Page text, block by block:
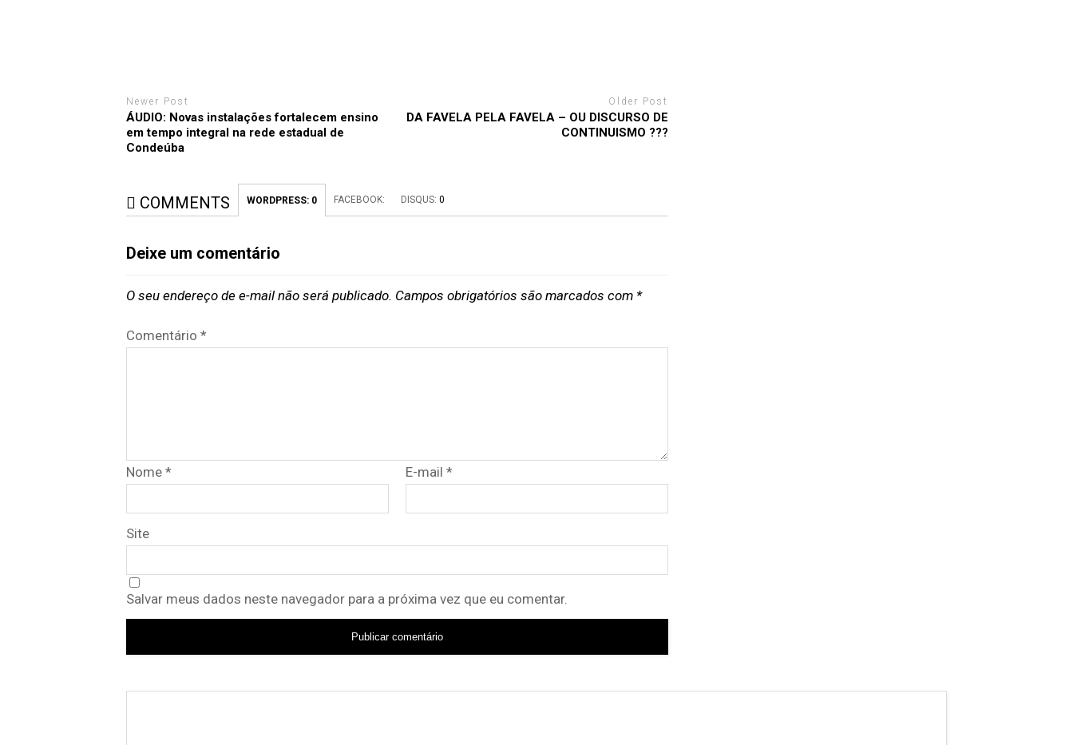
Newer Post
ÁUDIO: Novas instalações fortalecem ensino
em tempo integral na rede estadual de
Condeúba
Older Post
DA FAVELA PELA FAVELA – OU DISCURSO DE
CONTINUISMO ???
COMMENTS WORDPRESS: 0 FACEBOOK: DISQUS: 0
Deixe um comentário
O seu endereço de e-mail não será publicado. Campos obrigatórios são marcados com *
Comentário *
Nome * E-mail *
Site
Salvar meus dados neste navegador para a próxima vez que eu comentar.